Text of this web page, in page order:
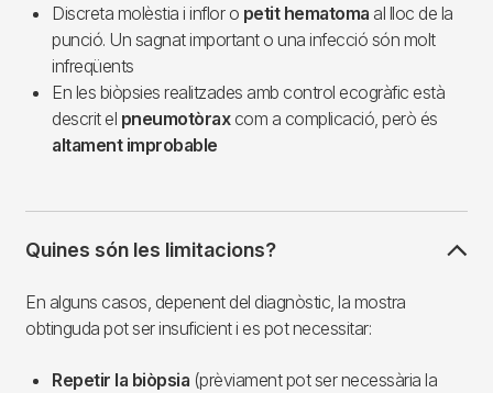
Discreta molèstia i inflor o petit hematoma al lloc de la
punció. Un sagnat important o una infecció són molt
infreqüents
En les biòpsies realitzades amb control ecogràfic està
descrit el pneumotòrax com a complicació, però és
altament improbable
Quines són les limitacions?
En alguns casos, depenent del diagnòstic, la mostra
obtinguda pot ser insuficient i es pot necessitar:
Repetir la biòpsia (prèviament pot ser necessària la